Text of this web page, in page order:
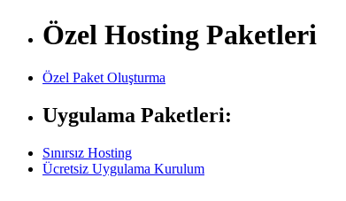
Özel Hosting Paketleri
Özel Paket Oluşturma
Uygulama Paketleri:
Sınırsız Hosting
Ücretsiz Uygulama Kurulum